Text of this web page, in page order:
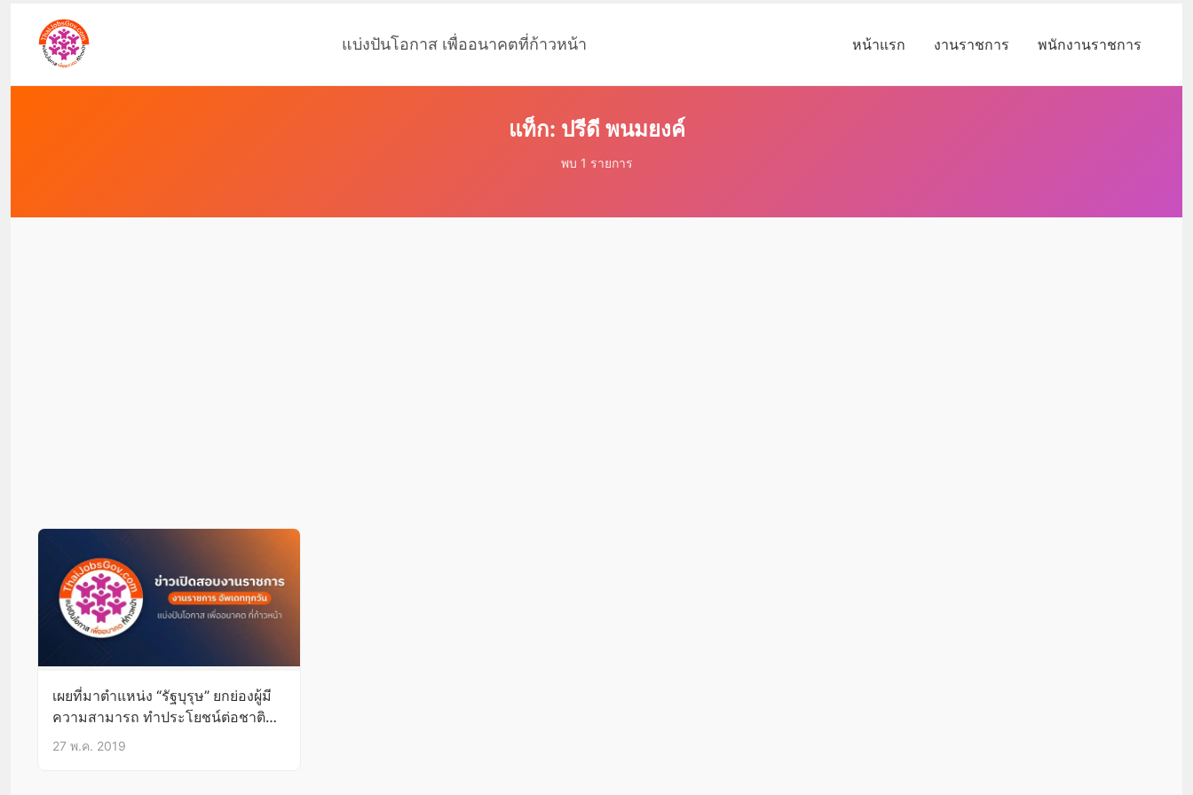
แบ่งปันโอกาส เพื่ออนาคตที่ก้าวหน้า หน้าแรก งานราชการ พนักงานราชการ
แท็ก: ปรีดี พนมยงค์
พบ 1 รายการ
เผยที่มาตำแหน่ง “รัฐบุรุษ” ยกย่องผู้มี
ความสามารถ ทำประโยชน์ต่อชาติ
เป็นอเนกประการ
27 พ.ค. 2019